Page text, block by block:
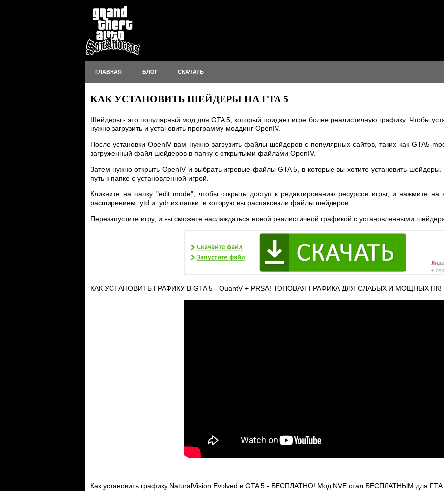
ГЛАВНАЯ БЛОГ СКАЧАТЬ
КАК УСТАНОВИТЬ ШЕЙДЕРЫ НА ГТА 5
Шейдеры - это популярный мод для GTA 5, который придает игре более реалистичную графику. Чтобы
нужно загрузить и установить программу-моддинг OpenIV.
После установки OpenIV вам нужно загрузить файлы шейдеров с популярных сайтов, таких как GTA5-
загруженный файл шейдеров в папку с открытыми файлами OpenIV.
Затем нужно открыть OpenIV и выбрать игровые файлы GTA 5, в которые вы хотите установить
путь к папке с установленной игрой.
Кликните на папку "edit mode", чтобы открыть доступ к редактированию ресурсов игры, и нажмите
расширением .ytd и .ydr из папки, в которую вы распаковали файлы шейдеров.
Перезапустите игру, и вы сможете наслаждаться новой реалистичной графикой с установленными
КАК УСТАНОВИТЬ ГРАФИКУ В GTA 5 - QuantV + PRSA! ТОПОВАЯ ГРАФИКА ДЛЯ СЛАБЫХ И МОЩНЫХ ПК!
Как установить графику NaturalVision Evolved в GTA 5 - БЕСПЛАТНО! Мод NVE стал БЕСПЛАТНЫМ для ГТА